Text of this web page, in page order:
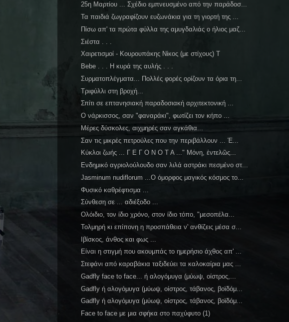
25η Μαρτίου ... Σχέδιο εμπνευσμένο από την παράδοσ...
Τα παιδιά ζωγραφίζουν ευζωνάκια για τη γιορτή της ...
Πίσω απ' τα πρώτα φύλλα της αμυγδαλιάς ο ήλιος μαζ...
Σιέστα . . .
Χαιρετισμοί - Κουρουπάκης Νίκος (με στίχους) Τ
Bebe . . . Η κυρά της αυλής . . .
Συρματοπλέγματα... Πολλές φορές ορίζουν τα όρια τη...
Τριφύλλι στη βροχή...
Σπίτι σε επτανησιακή παραδοσιακή αρχιτεκτονική ...
Ο νάρκισσος, σαν "φαναράκι", φωτίζει τον κήπο ...
Μέρες δύσκολες, αιχμηρές σαν αγκάθια...
Σαν τις μικρές πετρούλες που την περιβάλλουν ... Έ...
Κύκλοι ζωής ... Γ Ε Γ Ο Ν Ο Τ Α ..." Μόνη, ἐντελῶς...
Ενδημικό αγριολούλουδο σαν λιλά αστράκι πεσμένο στ...
Jasminum nudiflorum ...Ο όμορφος μαγικός κόσμος το...
Φυσικό καθρέφτισμα ...
Σύνθεση σε ... αδιέξοδο ...
Ολόιδιο, τον ίδιο χρόνο, στον ίδιο τόπο, "μεσοπέλα...
Τολμηρή κι επίπονη η προσπάθεια ν' ανθίζεις μέσα σ...
Ιβίσκος, άνθος και φως ...
Είναι η στιγμή που ακουμπάς το ημερήσιο άχθος απ' ...
Στεφάνι από καραβάκια ταξιδεύει τα καλοκαίρια μας ...
Gadfly face to face... ή αλογόμυγα (μύωψ, οίστρος,...
Gadfly ή αλογόμυγα (μύωψ, οίστρος, τάβανος, βοϊδόμ...
Gadfly ή αλογόμυγα (μύωψ, οίστρος, τάβανος, βοϊδόμ...
Face to face με μια σφήκα στο παχύφυτο (1)